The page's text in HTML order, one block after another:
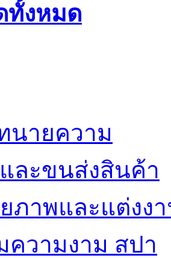
ทั้งหมด
นายความ
ละขนส่งสินค้า
ภาพและแต่งง
ความงาม สปา